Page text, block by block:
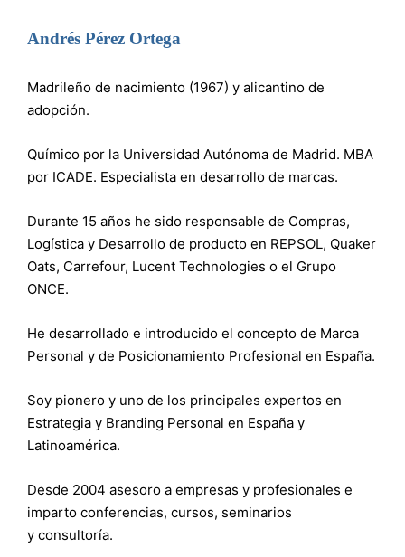
Andrés Pérez Ortega
Madrileño de nacimiento (1967) y alicantino de
adopción.
Químico por la Universidad Autónoma de Madrid. MBA
por ICADE. Especialista en desarrollo de marcas.
Durante 15 años he sido responsable de Compras,
Logística y Desarrollo de producto en REPSOL, Quaker
Oats, Carrefour, Lucent Technologies o el Grupo
ONCE.
He desarrollado e introducido el concepto de Marca
Personal y de Posicionamiento Profesional en España.
Soy pionero y uno de los principales expertos en
Estrategia y Branding Personal en España y
Latinoamérica.
Desde 2004 asesoro a empresas y profesionales e
imparto conferencias, cursos, seminarios
y consultoría.